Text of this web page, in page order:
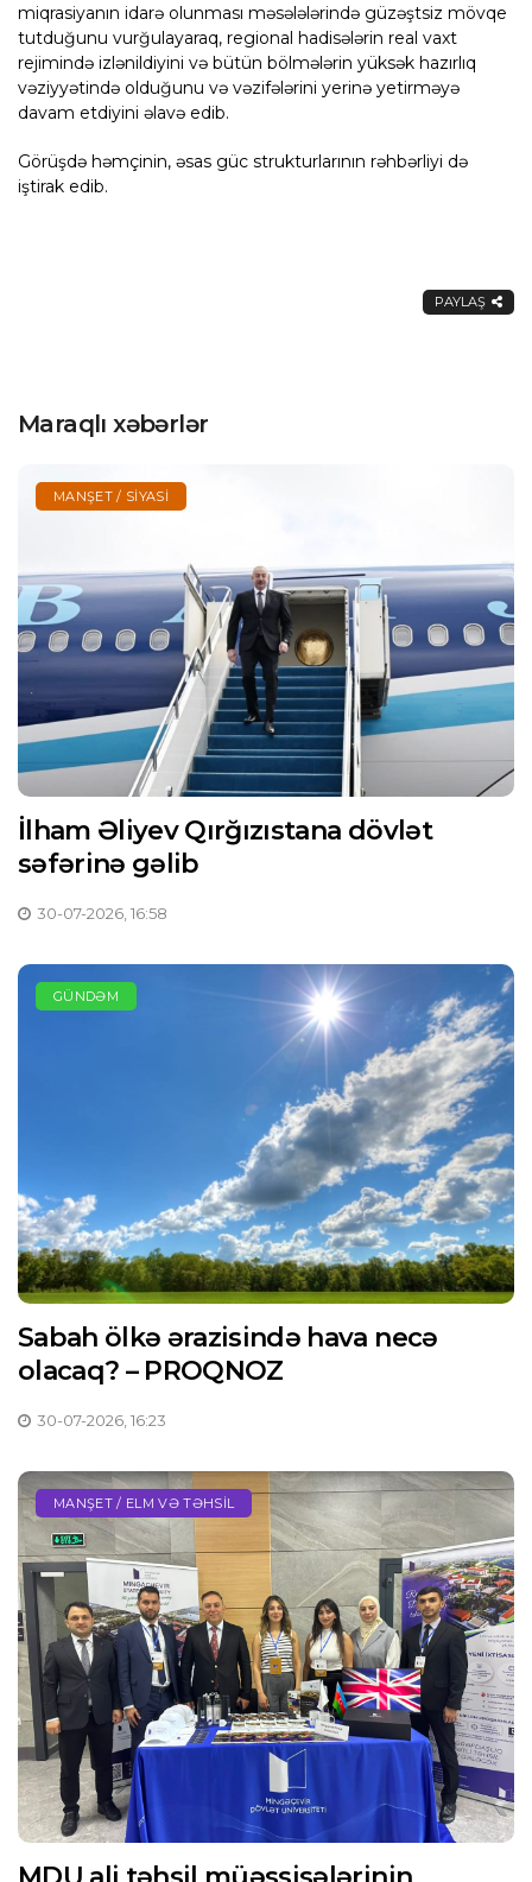
miqrasiyanın idarə olunması məsələlərində güzəştsiz mövqe
tutduğunu vurğulayaraq, regional hadisələrin real vaxt
rejimində izlənildiyini və bütün bölmələrin yüksək hazırlıq
vəziyyətində olduğunu və vəzifələrini yerinə yetirməyə
davam etdiyini əlavə edib.
Görüşdə həmçinin, əsas güc strukturlarının rəhbərliyi də
iştirak edib.
PAYLAŞ
Maraqlı xəbərlər
MANŞET / SIYASI
İlham Əliyev Qırğızıstana dövlət
səfərinə gəlib
30-07-2026, 16:58
GÜNDƏM
Sabah ölkə ərazisində hava necə
olacaq? – PROQNOZ
30-07-2026, 16:23
MANŞET / ELM VƏ TƏHSIL